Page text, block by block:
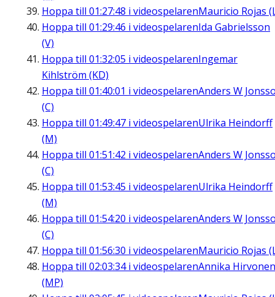
Hoppa till 01:27:48 i videospelarenMauricio Rojas
Hoppa till 01:29:46 i videospelarenIda Gabrielsson
(V)
Hoppa till 01:32:05 i videospelarenIngemar
Kihlström (KD)
Hoppa till 01:40:01 i videospelarenAnders W
(C)
Hoppa till 01:49:47 i videospelarenUlrika Heindorff
(M)
Hoppa till 01:51:42 i videospelarenAnders W
(C)
Hoppa till 01:53:45 i videospelarenUlrika Heindorff
(M)
Hoppa till 01:54:20 i videospelarenAnders W
(C)
Hoppa till 01:56:30 i videospelarenMauricio Rojas
Hoppa till 02:03:34i videospelarenAnnika Hirvonen
(MP)